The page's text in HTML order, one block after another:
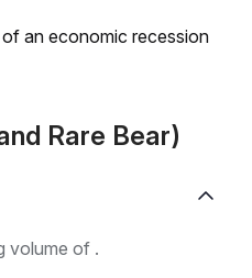
an economic recession
Rare Bear)
volume of .